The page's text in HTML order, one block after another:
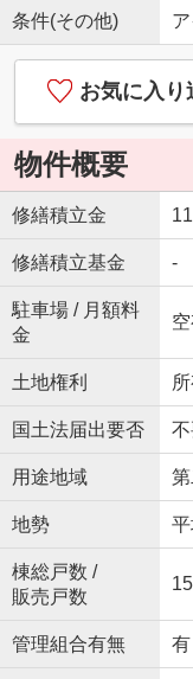
条件(その他)
お気に入り
物件概要
修繕積立金
修繕積立基金 -
駐車場 / 月額料
金
土地権利
国土法届出要否
用途地域
地勢 平
棟総戸数 /
販売戸数
管理組合有無 有